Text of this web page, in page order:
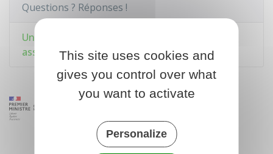
Questions ? Réponses !
Un travailleur indépendant a-t-il droit à une
assurance chômage ?
This site uses cookies and
gives you control over what
you want to activate
Personalize